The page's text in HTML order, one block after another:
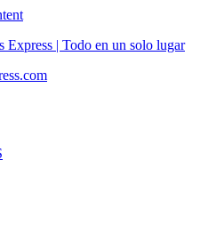
Express | Todo en un solo lugar